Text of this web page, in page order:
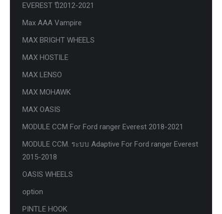
EVEREST ปี2012-2021
Max AAA Vampire
MAX BRIGHT WHEELS
MAX HOSTILE
MAX LENSO
MAX MOHAWK
MAX OASIS
MODULE CCM For Ford ranger Everest 2018-2021
MODULE CCM. ระบบ Adaptive For Ford ranger Everest
2015-2018
OASIS WHEELS
option
PINTLE HOOK